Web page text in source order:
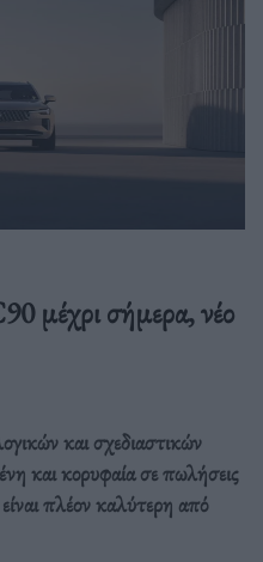
μέχρι σήμερα, νέο
και σχεδιαστικών
και κορυφαία σε πωλήσεις
πλέον καλύτερη από